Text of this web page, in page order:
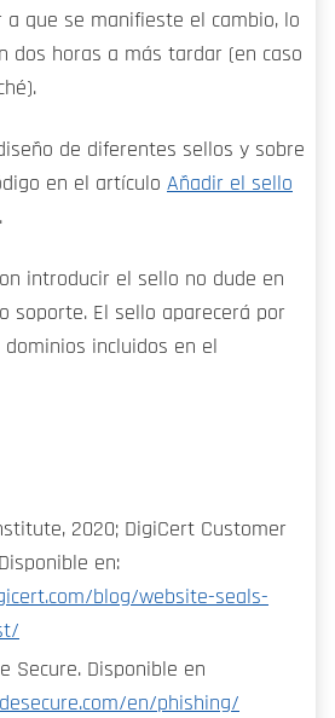
a que se manifieste el cambio, lo
dos horas a más tardar (en caso
de diferentes sellos y sobre
en el artículo Añadir el sello
.
introducir el sello no dude en
soporte. El sello aparecerá por
incluidos en el
2020; DigiCert Customer
en:
blog/website-seals-
Secure. Disponible en
en/phishing/